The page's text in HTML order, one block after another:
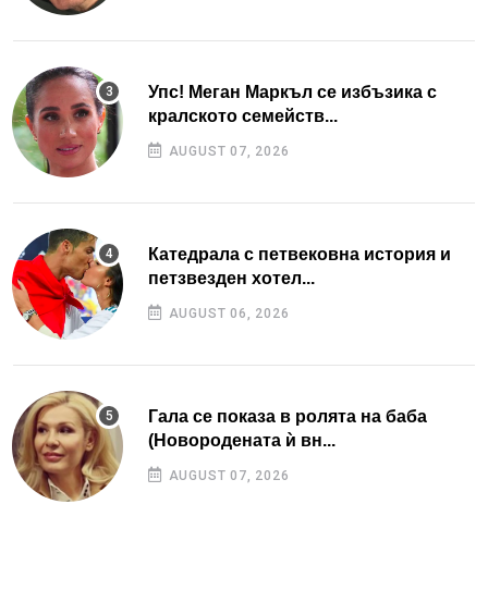
Упс! Меган Маркъл се избъзика с
кралското семейств...
AUGUST 07, 2026
Катедрала с петвековна история и
петзвезден хотел...
AUGUST 06, 2026
Гала се показа в ролята на баба
(Новородената ѝ вн...
AUGUST 07, 2026